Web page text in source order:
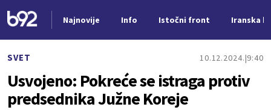
Najnovije Info Istočni front Iranska
SVET 10.12.2024. 9:40
Usvojeno: Pokreće se istraga protiv
predsednika Južne Koreje